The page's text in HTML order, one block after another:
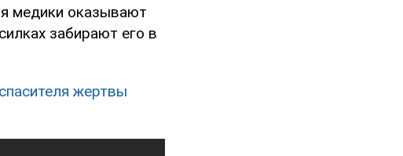
медики оказывают
забирают его в
жертвы